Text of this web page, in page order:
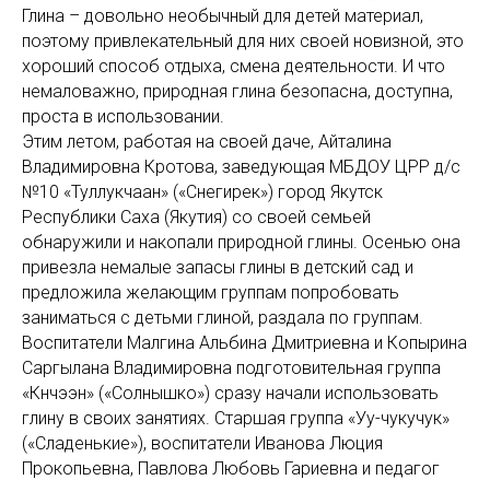
Глина – довольно необычный для детей материал,
поэтому привлекательный для них своей новизной, это
хороший способ отдыха, смена деятельности. И что
немаловажно, природная глина безопасна, доступна,
проста в использовании.
Этим летом, работая на своей даче, Айталина
Владимировна Кротова, заведующая МБДОУ ЦРР д/с
№10 «Туллукчаан» («Снегирек») город Якутск
Республики Саха (Якутия) со своей семьей
обнаружили и накопали природной глины. Осенью она
привезла немалые запасы глины в детский сад и
предложила желающим группам попробовать
заниматься с детьми глиной, раздала по группам.
Воспитатели Малгина Альбина Дмитриевна и Копырина
Саргылана Владимировна подготовительная группа
«Күнчээн» («Солнышко») сразу начали использовать
глину в своих занятиях. Старшая группа «Уу-чукучук»
(«Сладенькие»), воспитатели Иванова Люция
Прокопьевна, Павлова Любовь Гариевна и педагог